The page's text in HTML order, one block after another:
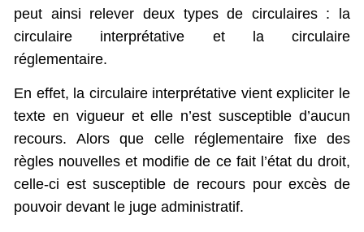
peut ainsi relever deux types de circulaires : la
circulaire interprétative et la circulaire
réglementaire.
En effet, la circulaire interprétative vient expliciter le
texte en vigueur et elle n’est susceptible d’aucun
recours. Alors que celle réglementaire fixe des
règles nouvelles et modifie de ce fait l’état du droit,
celle-ci est susceptible de recours pour excès de
pouvoir devant le juge administratif.